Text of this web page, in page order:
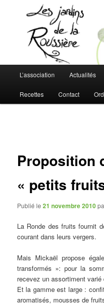
Les Jardins
L'AMAP de Montreuil-Juigné !
principal
L’association Actualités
Recettes Contact
Proposition
« petits
Publié le21 novembre 2010
La Ronde des fruits fournit
courant dans leurs vergers.
Mais Mickaël propose
transformés »: pour la
recevez un assortiment varié
Et la gamme est large :
aromatisés, mousses de